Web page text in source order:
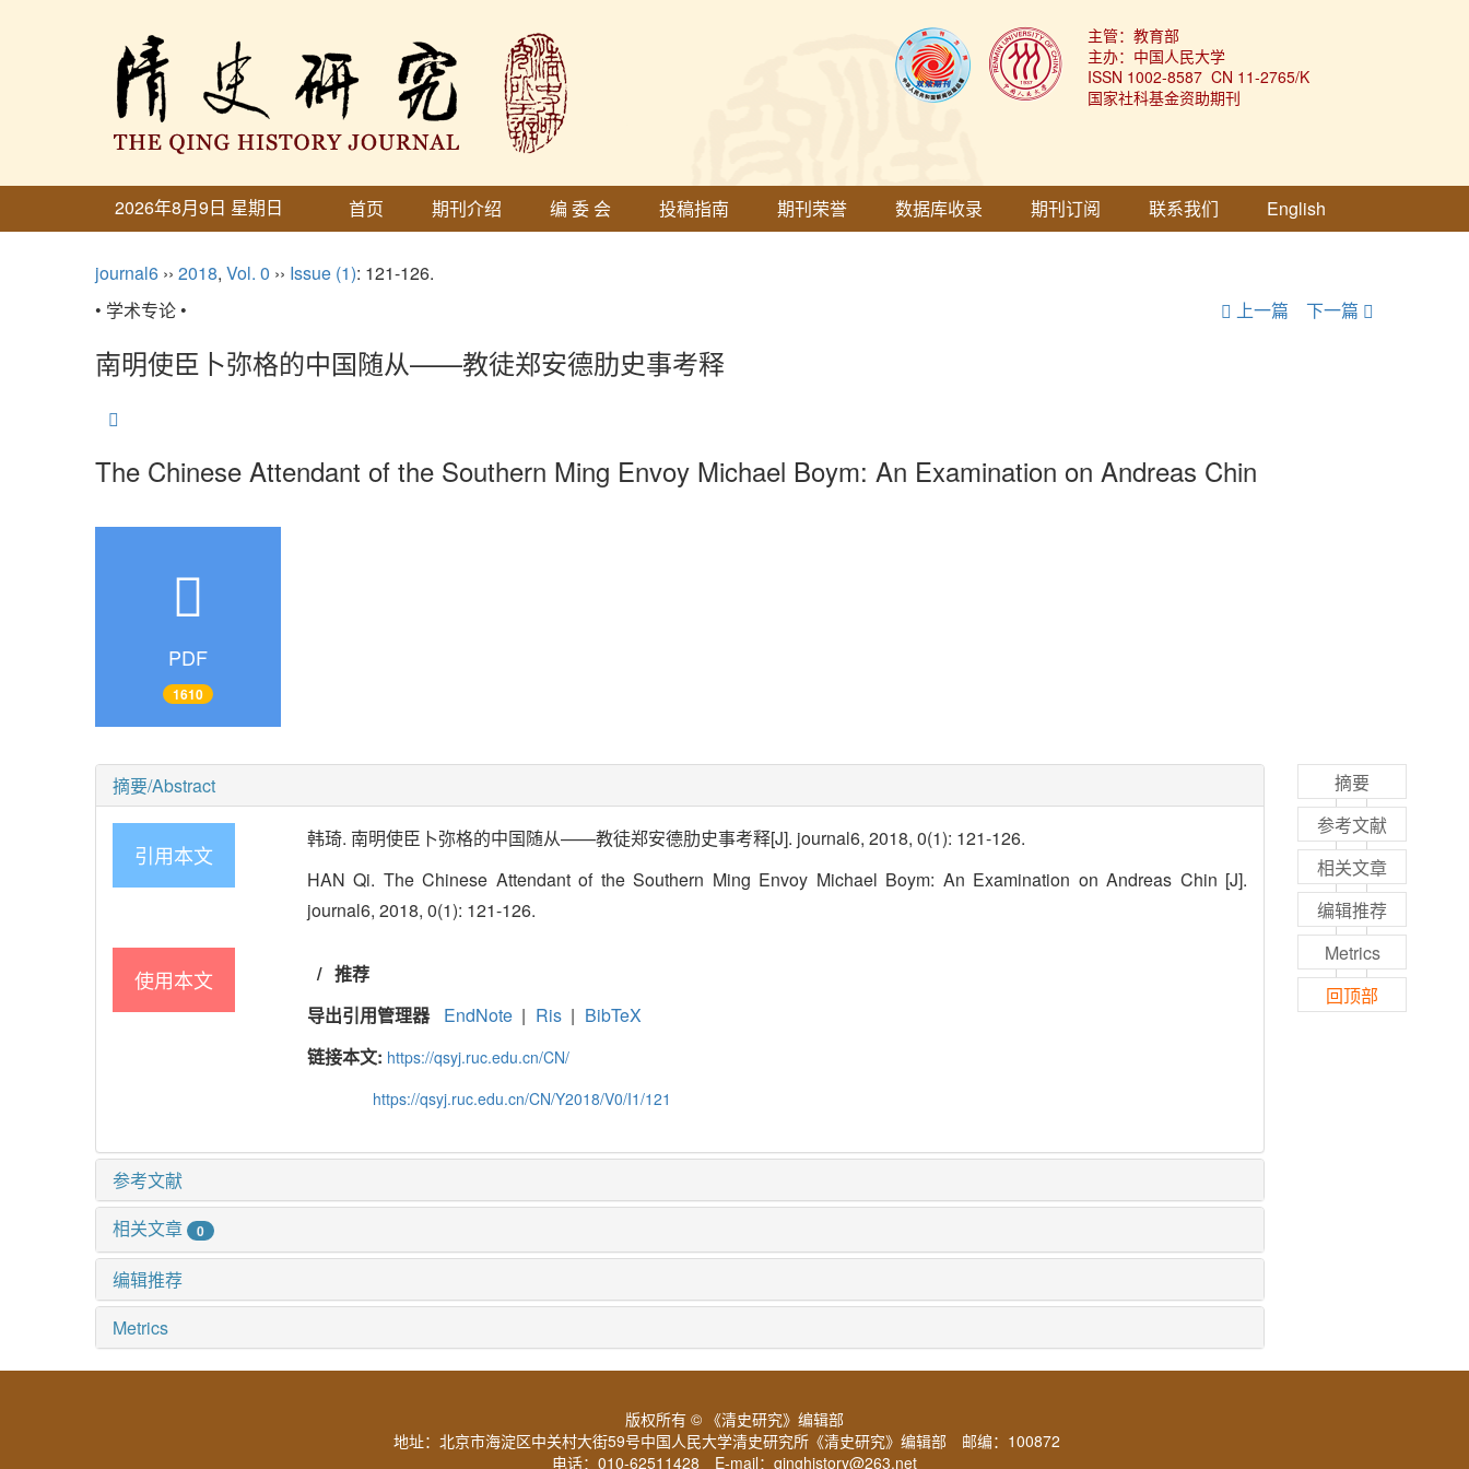
主管：教育部
主办：中国人民大学
ISSN 1002-8587 CN 11-2765/K
国家社科基金资助期刊
2026年8月9日 星期日 首页 期刊介绍 编 委 会 投稿指南 期刊荣誉 数据库收录 期刊订阅 联系我们 English
journal6 ›› 2018, Vol. 0 ›› Issue (1): 121-126.
• 学术专论 •
上一篇 下一篇
南明使臣卜弥格的中国随从——教徒郑安德肋史事考释
The Chinese Attendant of the Southern Ming Envoy Michael Boym: An Examination on Andreas Chin
PDF
1610
摘要/Abstract
引用本文
韩琦. 南明使臣卜弥格的中国随从——教徒郑安德肋史事考释[J]. journal6, 2018, 0(1): 121-126.
HAN Qi. The Chinese Attendant of the Southern Ming Envoy Michael Boym: An Examination on Andreas Chin [J].
journal6, 2018, 0(1): 121-126.
使用本文 / 推荐
导出引用管理器
EndNote | Ris | BibTeX
链接本文: https://qsyj.ruc.edu.cn/CN/
https://qsyj.ruc.edu.cn/CN/Y2018/V0/I1/121
参考文献
相关文章
0
编辑推荐
Metrics
摘要
参考文献
相关文章
编辑推荐
Metrics
回顶部
版权所有 © 《清史研究》编辑部
地址：北京市海淀区中关村大街59号中国人民大学清史研究所《清史研究》编辑部 邮编：100872
电话：010-62511428 E-mail： qinghistory@263.net